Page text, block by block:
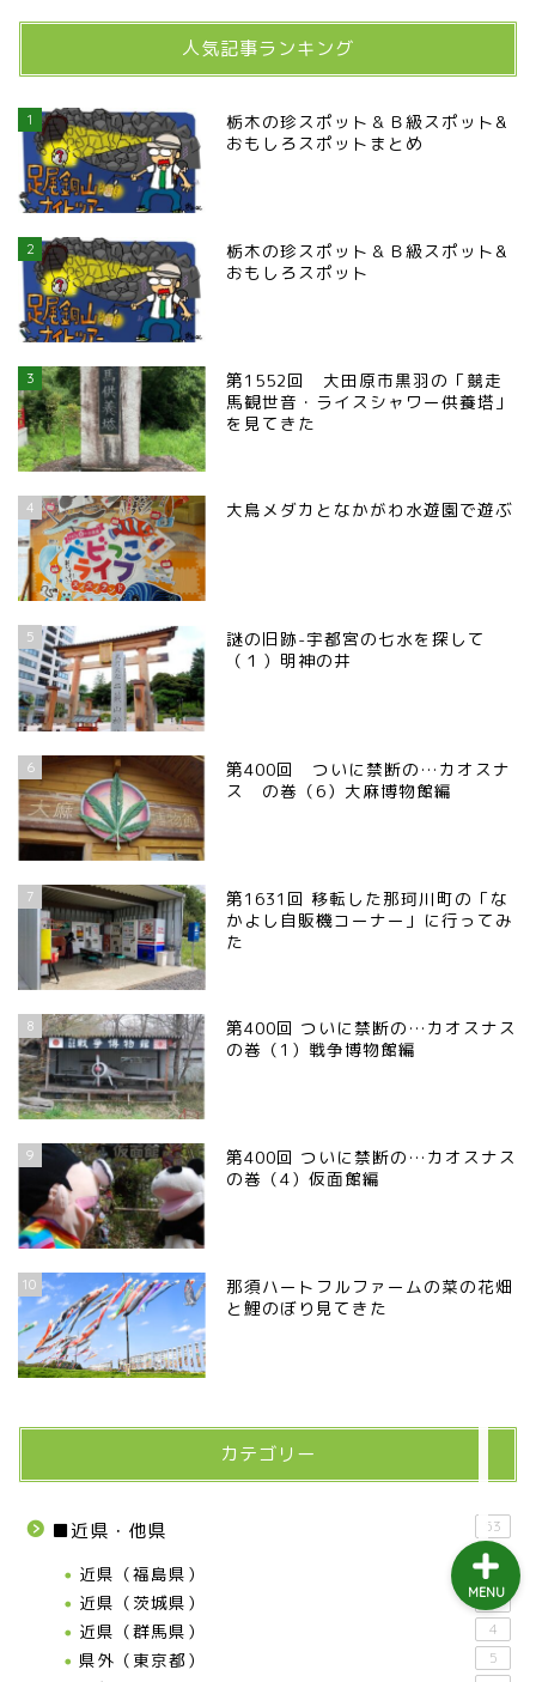
人気記事ランキング
1
栃木の珍スポット＆Ｂ級スポット&
おもしろスポットまとめ
2
栃木の珍スポット＆Ｂ級スポット&
おもしろスポット
3
第1552回 大田原市黒羽の「競走
馬観世音・ライスシャワー供養塔」
を見てきた
4 大鳥メダカとなかがわ水遊園で遊ぶ
5
謎の旧跡-宇都宮の七水を探して
（１）明神の井
6
第400回 ついに禁断の…カオスナ
ス の巻（6）大麻博物館編
7
第1631回 移転した那珂川町の「な
かよし自販機コーナー」に行ってみ
た
8
第400回 ついに禁断の…カオスナス
の巻（1）戦争博物館編
9
第400回 ついに禁断の…カオスナス
の巻（4）仮面館編
10
那須ハートフルファームの菜の花畑
と鯉のぼり見てきた
カテゴリー
■近県・他県 53
近県（福島県） 17
近県（茨城県） 21
近県（群馬県） 4
県外（東京都） 5
MENU
那須町
高根沢町のイベント
宇都宮の震災後の様子
芳賀町
上三川町
下野市
益子町
日光アイスバックス
プロ野球